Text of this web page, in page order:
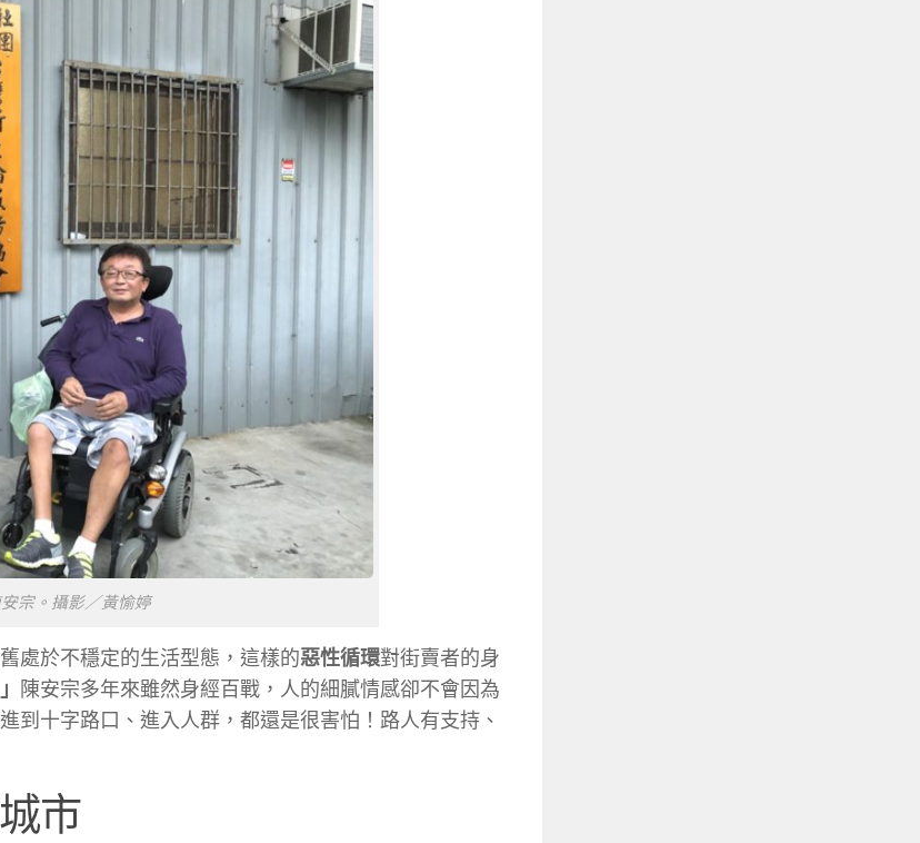
宗。攝影／黃愉婷
處於不穩定的生活型態，這樣的惡性循環對街賣者的身
陳安宗多年來雖然身經百戰，人的細膩情感卻不會因為
到十字路口、進入人群，都還是很害怕！路人有支持、
市